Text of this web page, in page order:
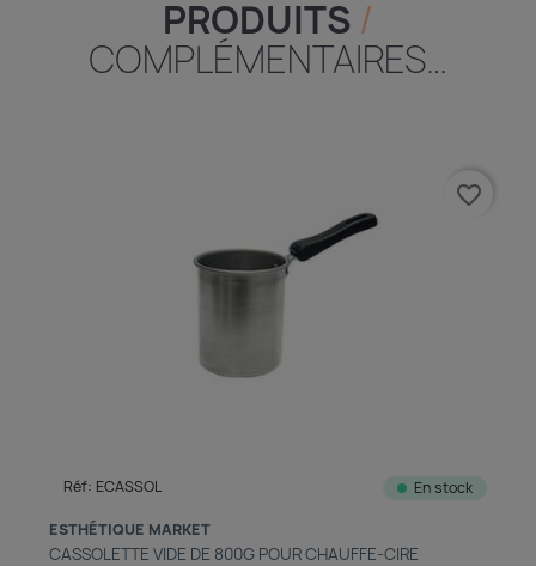
PRODUITS /
COMPLÉMENTAIRES…
Réf: ECASSOL En stock
ESTHÉTIQUE MARKET
CASSOLETTE VIDE DE 800G POUR CHAUFFE-CIRE
favorite_border